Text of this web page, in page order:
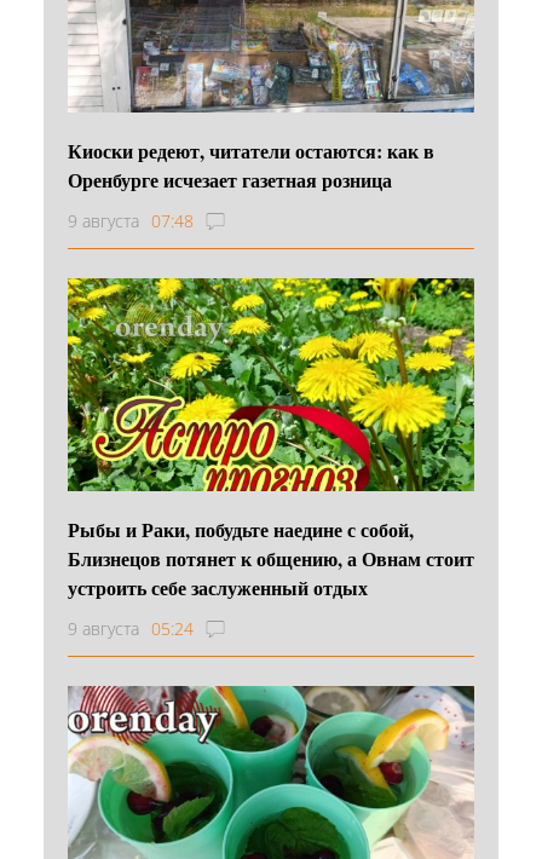
Киоски редеют, читатели остаются: как в
Оренбурге исчезает газетная розница
9 августа 07:48
Рыбы и Раки, побудьте наедине с собой,
Близнецов потянет к общению, а Овнам стоит
устроить себе заслуженный отдых
9 августа 05:24